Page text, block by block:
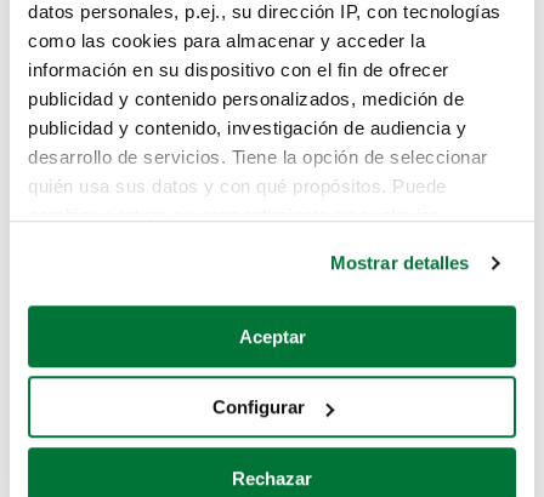
datos personales, p.ej., su dirección IP, con tecnologías
como las cookies para almacenar y acceder la
información en su dispositivo con el fin de ofrecer
publicidad y contenido personalizados, medición de
publicidad y contenido, investigación de audiencia y
desarrollo de servicios. Tiene la opción de seleccionar
quién usa sus datos y con qué propósitos. Puede
Si lo permite, también quisiéramos:
Recopilar información sobre su ubicación geográfica
Identificar su dispositivo analizándolo activamente
para buscar características específicas (huellas
Mostrar detalles
Aceptar
Configurar
Rechazar
Lo sentimos, no sabemos como
te hemos traido hasta aquí.
Pero puedes encontrar el coche que estás
buscando en alguno de estos enlaces:
Coches de segunda mano
Coches de km0